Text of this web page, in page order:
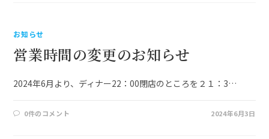
お知らせ
営業時間の変更のお知らせ
2024年6月より、ディナー22：00閉店のところを２１：3…
0件のコメント 2024年6月3日